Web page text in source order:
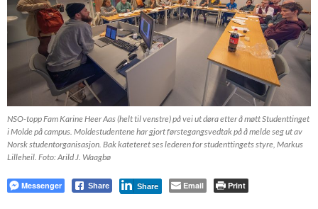
NSO-topp Fam Karine Heer Aas (helt til venstre) på vei ut døra etter å møtt Studenttinget
i Molde på campus. Moldestudentene har gjort førstegangsvedtak på å melde seg ut av
Norsk studentorganisasjon. Bak kateteret ses lederen for studenttingets styre, Markus
Lilleheil. Foto: Arild J. Waagbø
Messenger Share Share Email Print